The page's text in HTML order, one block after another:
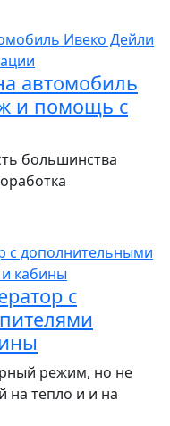
автомобиль
и помощь с
большинства
с
режим, но не
на тепло и и на